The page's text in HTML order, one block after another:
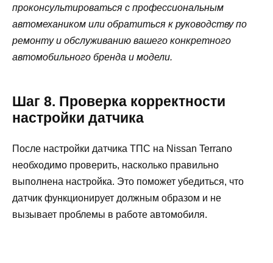
проконсультироваться с профессиональным
автомехаником или обратиться к руководству по
ремонту и обслуживанию вашего конкретного
автомобильного бренда и модели.
Шаг 8. Проверка корректности
настройки датчика
После настройки датчика ТПС на Nissan Terrano
необходимо проверить, насколько правильно
выполнена настройка. Это поможет убедиться, что
датчик функционирует должным образом и не
вызывает проблемы в работе автомобиля.